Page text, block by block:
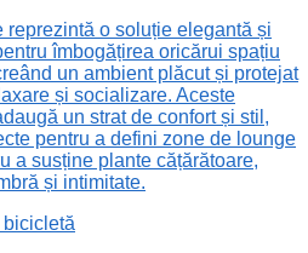
reprezintă o soluție elegantă și
îmbogățirea oricărui spațiu
un ambient plăcut și protejat
și socializare. Aceste
un strat de confort și stil,
pentru a defini zone de lounge
a susține plante cățărătoare,
și intimitate.